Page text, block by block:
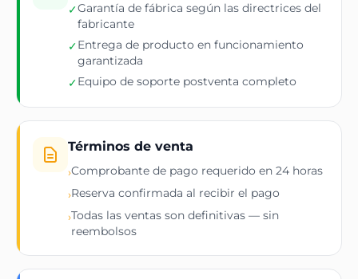
✓Garantía de fábrica según las directrices del
fabricante
✓Entrega de producto en funcionamiento
garantizada
✓Equipo de soporte postventa completo
Términos de venta
›Comprobante de pago requerido en 24 horas
›Reserva confirmada al recibir el pago
›Todas las ventas son definitivas — sin
reembolsos